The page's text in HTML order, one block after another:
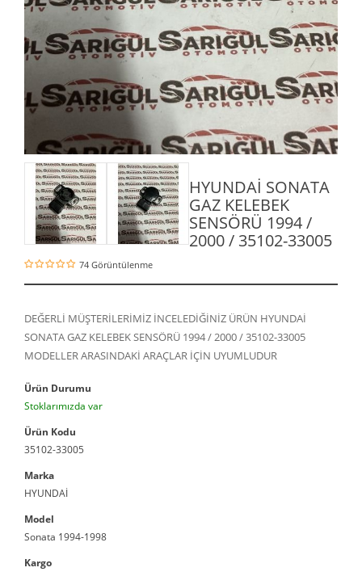
HYUNDAİ SONATA
GAZ KELEBEK
SENSÖRÜ 1994 /
2000 / 35102-33005
74 Görüntülenme
DEĞERLİ MÜŞTERİLERİMİZ İNCELEDİĞİNİZ ÜRÜN HYUNDAİ
SONATA GAZ KELEBEK SENSÖRÜ 1994 / 2000 / 35102-33005
MODELLER ARASINDAKİ ARAÇLAR İÇİN UYUMLUDUR
Ürün Durumu
Stoklarımızda var
Ürün Kodu
35102-33005
Marka
HYUNDAİ
Model
Sonata 1994-1998
Kargo